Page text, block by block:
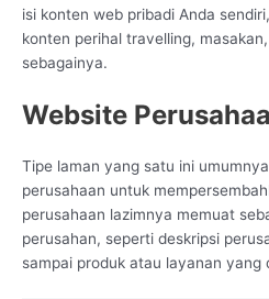
isi konten web pribadi Anda
konten perihal travelling,
sebagainya.
Website
Tipe laman yang satu ini
perusahaan untuk
perusahaan lazimnya memuat
perusahan, seperti deskripsi
sampai produk atau layanan yang